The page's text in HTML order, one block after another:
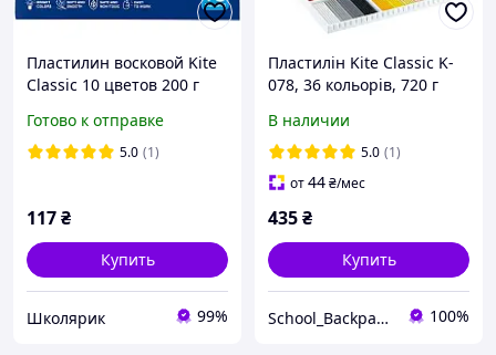
Пластилин восковой Kite
Classic 10 цветов 200 г
Готово к отправке
5.0 (1)
117₴
Купить
Школярик 99%
Пластилін Kite Classic K-
078, 36 кольорів, 720 г
В наличии
5.0 (1)
от44₴/мес
435₴
Купить
School_Backpacks 100%